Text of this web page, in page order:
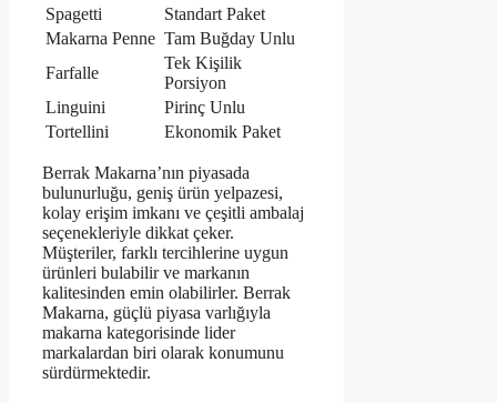
Spagetti
Standart Paket
Makarna Penne Tam Buğday Unlu
Farfalle
Tek Kişilik
Porsiyon
Linguini
Pirinç Unlu
Tortellini
Ekonomik Paket
Berrak Makarna’nın piyasada
bulunurluğu, geniş ürün yelpazesi,
kolay erişim imkanı ve çeşitli ambalaj
seçenekleriyle dikkat çeker.
Müşteriler, farklı tercihlerine uygun
ürünleri bulabilir ve markanın
kalitesinden emin olabilirler. Berrak
Makarna, güçlü piyasa varlığıyla
makarna kategorisinde lider
markalardan biri olarak konumunu
sürdürmektedir.